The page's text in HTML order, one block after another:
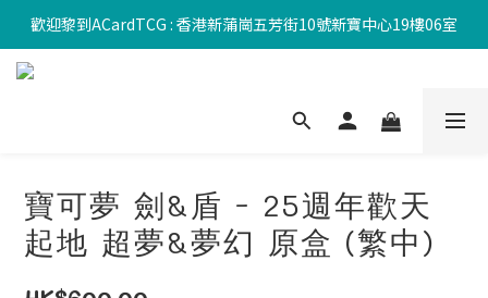
歡迎黎到ACardTCG : 香港新蒲崗五芳街10號新寶中心19樓06室
寶可夢 劍&盾 - 25週年歡天
起地 超夢&夢幻 原盒 (繁中)